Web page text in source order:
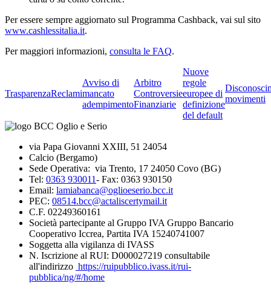
Per essere sempre aggiornato sul Programma Cashback, vai sul sito
www.cashlessitalia.it.
Per maggiori informazioni, consulta le FAQ.
TrasparenzaReclami
Avviso di
mancato
adempimento
Arbitro
Controversie
Finanziarie
Nuove
regole
europee di
definizione
del default
movimenti
via Papa Giovanni XXIII, 51 24054
Calcio (Bergamo)
Sede Operativa: via Trento, 17 24050 Covo (BG)
Tel: 0363 930011- Fax: 0363 930150
Email: lamiabanca@oglioeserio.bcc.it
PEC: 08514.bcc@actaliscertymail.it
C.F. 02249360161
Società partecipante al Gruppo IVA Gruppo Bancario
Cooperativo Iccrea, Partita IVA 15240741007
Soggetta alla vigilanza di IVASS
N. Iscrizione al RUI: D000027219 consultabile
all'indirizzo https://ruipubblico.ivass.it/rui-
pubblica/ng/#/home